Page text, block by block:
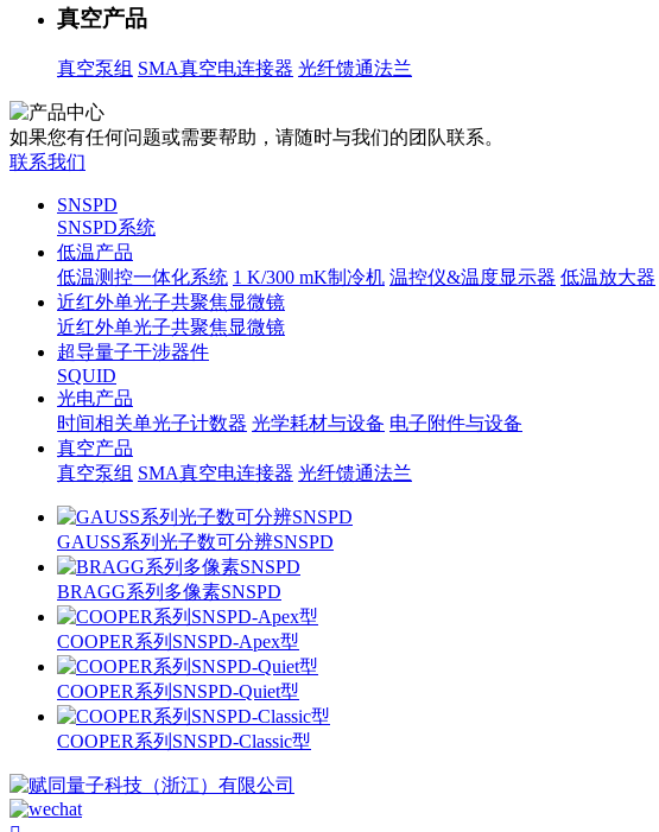
真空产品
真空泵组 SMA真空电连接器 光纤馈通法兰
如果您有任何问题或需要帮助，请随时与我们的团队联系。
联系我们
SNSPD
SNSPD系统
低温产品
低温测控一体化系统 1 K/300 mK制冷机 温控仪&温度显示器 低温放大器
近红外单光子共聚焦显微镜
近红外单光子共聚焦显微镜
超导量子干涉器件
SQUID
光电产品
时间相关单光子计数器 光学耗材与设备 电子附件与设备
真空产品
真空泵组 SMA真空电连接器 光纤馈通法兰
GAUSS系列光子数可分辨SNSPD
BRAGG系列多像素SNSPD
COOPER系列SNSPD-Apex型
COOPER系列SNSPD-Quiet型
COOPER系列SNSPD-Classic型